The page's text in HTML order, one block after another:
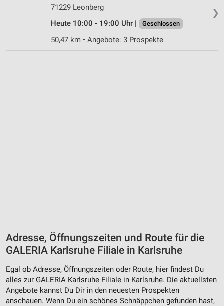
❯
71229 Leonberg
Heute 10:00 - 19:00 Uhr |
Geschlossen
50,47 km • Angebote: 3 Prospekte
Adresse, Öffnungszeiten und Route für die
GALERIA Karlsruhe Filiale in Karlsruhe
Egal ob Adresse, Öffnungszeiten oder Route, hier findest Du
alles zur GALERIA Karlsruhe Filiale in Karlsruhe. Die aktuellsten
Angebote kannst Du Dir in den neuesten Prospekten
anschauen. Wenn Du ein schönes Schnäppchen gefunden hast,